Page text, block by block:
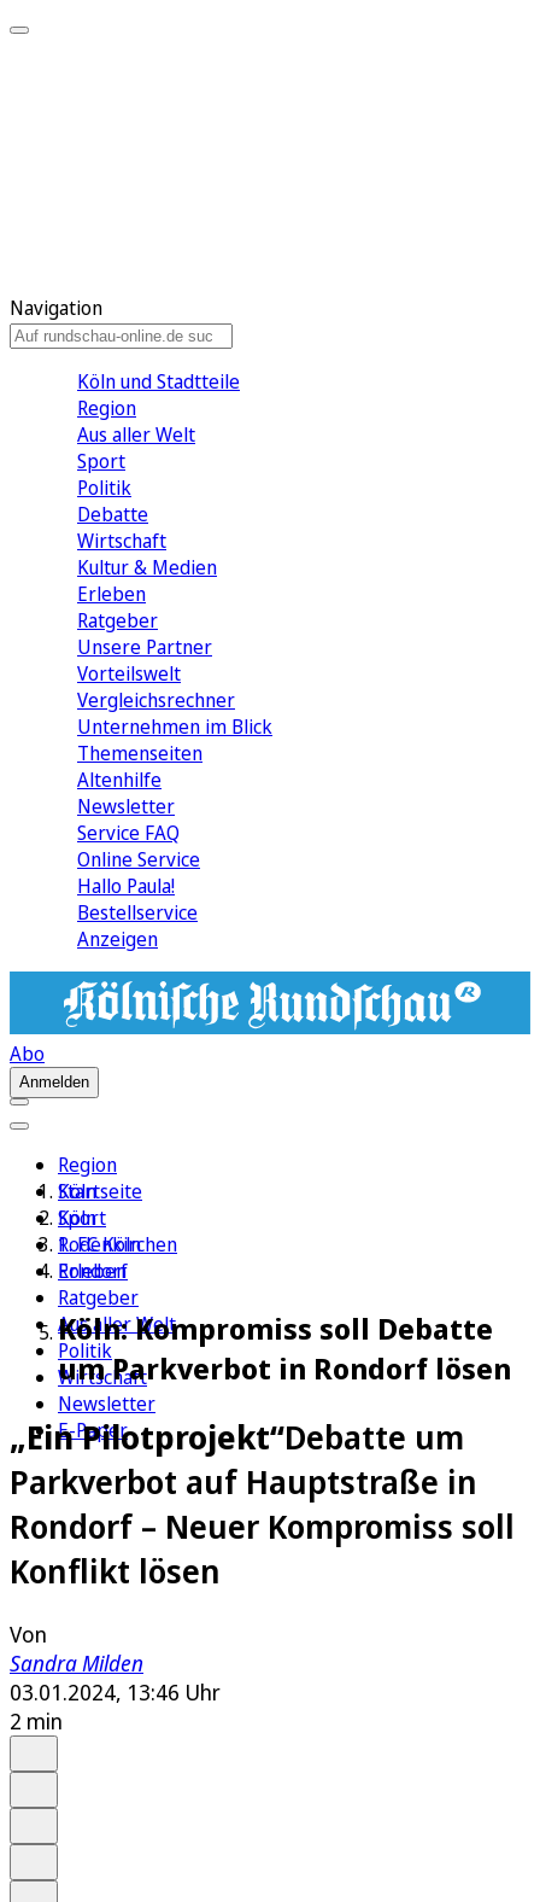
Navigation
Köln und Stadtteile
Region
Aus aller Welt
Sport
Politik
Debatte
Wirtschaft
Kultur & Medien
Erleben
Ratgeber
Unsere Partner
Vorteilswelt
Vergleichsrechner
Unternehmen im Blick
Themenseiten
Altenhilfe
Newsletter
Service FAQ
Online Service
Hallo Paula!
Bestellservice
Anzeigen
Abo
Anmelden
Region
Köln
Sport
1. FC Köln
Erleben
Ratgeber
Aus aller Welt
Politik
Wirtschaft
Newsletter
E-Paper
Startseite
Köln
Rodenkirchen
Rondorf
Köln: Kompromiss soll Debatte
um Parkverbot in Rondorf lösen
„Ein Pilotprojekt“Debatte um
Parkverbot auf Hauptstraße in
Rondorf – Neuer Kompromiss soll
Konflikt lösen
Von
Sandra Milden
03.01.2024, 13:46 Uhr
2 min